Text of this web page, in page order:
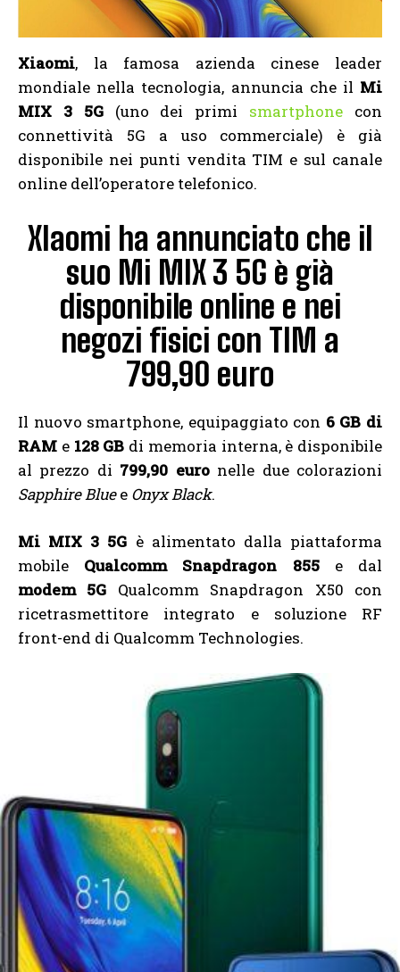
Xiaomi, la famosa azienda cinese leader
mondiale nella tecnologia, annuncia che il Mi
MIX 3 5G(uno dei primi smartphone con
connettività 5G a uso commerciale) è già
disponibile nei punti vendita TIM e sul canale
online dell’operatore telefonico.
XIaomi ha annunciato che il
suo Mi MIX 3 5G è già
disponibile online e nei
negozi fisici con TIM a
799,90 euro
Il nuovo smartphone, equipaggiato con 6 GB di
RAM e 128 GB di memoria interna, è disponibile
al prezzo di 799,90 euronelle due colorazioni
Sapphire Bluee Onyx Black.
Mi MIX 3 5G è alimentato dalla piattaforma
mobile Qualcomm Snapdragon 855e dal
modem 5G Qualcomm Snapdragon X50 con
ricetrasmettitore integrato e soluzione RF
front-end di Qualcomm Technologies.